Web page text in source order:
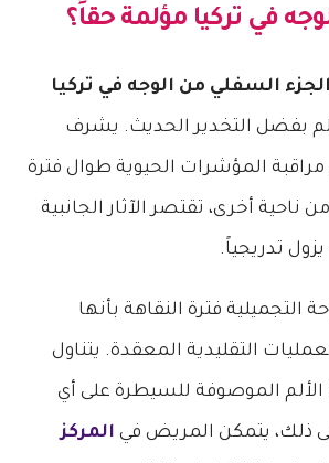
في تركيا مؤلمة حقاً؟
السفلي من الوجه في تركيا
بفضل التخدير الحديث. يشرف
مراقبة المؤشرات الحيوية طوال فترة
ناحية أخرى، تقتصر الآثار الجانبية
تدريجياً.
التجميلية فترة النقاهة بأنها
التقليدية المعقدة. يتناول
الموصوفة للسيطرة على أي
ذلك، يتمكن المريض في المركز